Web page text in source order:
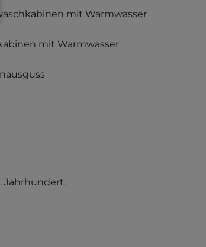
mit Warmwasser
mit Warmwasser
Jahrhundert,